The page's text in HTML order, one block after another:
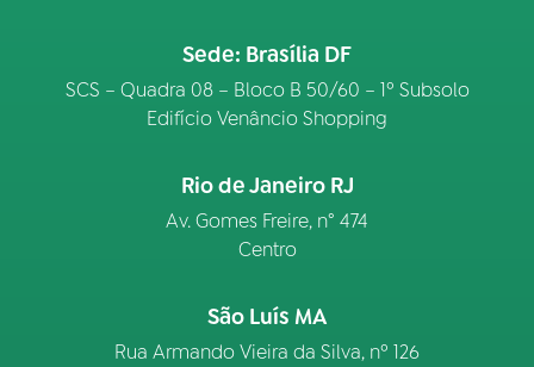
Sede: Brasília DF
SCS – Quadra 08 – Bloco B 50/60 – 1º Subsolo
Edifício Venâncio Shopping
Rio de Janeiro RJ
Av. Gomes Freire, n° 474
Centro
São Luís MA
Rua Armando Vieira da Silva, nº 126